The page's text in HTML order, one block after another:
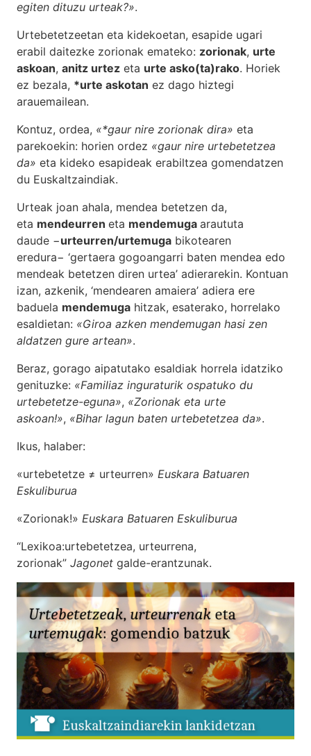
egiten dituzu urteak?».
Urtebetetzeetan eta kidekoetan, esapide ugari
erabil daitezke zorionak emateko: zorionak, urte
askoan, anitz urtez eta urte asko(ta)rako. Horiek
ez bezala, *urte askotan ez dago hiztegi
arauemailean.
Kontuz, ordea, «*gaur nire zorionak dira» eta
parekoekin: horien ordez «gaur nire urtebetetzea
da» eta kideko esapideak erabiltzea gomendatzen
du Euskaltzaindiak.
Urteak joan ahala, mendea betetzen da,
eta mendeurren eta mendemuga araututa
daude −urteurren/urtemuga bikotearen
eredura− ‘gertaera gogoangarri baten mendea edo
mendeak betetzen diren urtea’ adierarekin. Kontuan
izan, azkenik, ‘mendearen amaiera’ adiera ere
baduela mendemuga hitzak, esaterako, horrelako
esaldietan: «Giroa azken mendemugan hasi zen
aldatzen gure artean».
Beraz, gorago aipatutako esaldiak horrela idatziko
genituzke: «Familiaz inguraturik ospatuko du
urtebetetze-eguna», «Zorionak eta urte
askoan!», «Bihar lagun baten urtebetetzea da».
Ikus, halaber:
«urtebetetze ≠ urteurren» Euskara Batuaren
Eskuliburua
«Zorionak!» Euskara Batuaren Eskuliburua
“Lexikoa:urtebetetzea, urteurrena,
zorionak” Jagonet galde-erantzunak.